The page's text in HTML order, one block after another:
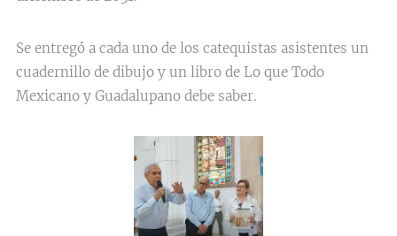
Se entregó a cada uno de los catequistas asistentes un
cuadernillo de dibujo y un libro de Lo que Todo
Mexicano y Guadalupano debe saber.